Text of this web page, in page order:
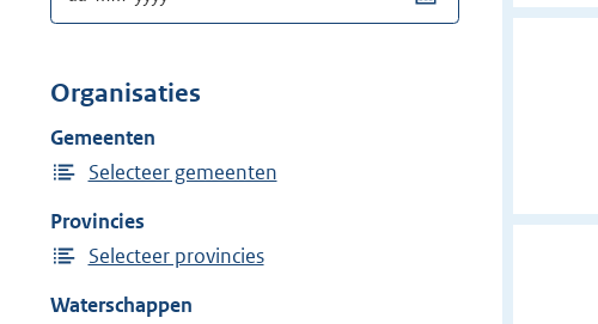
Organisaties
Gemeenten
Selecteer gemeenten
Provincies
Selecteer provincies
Waterschappen